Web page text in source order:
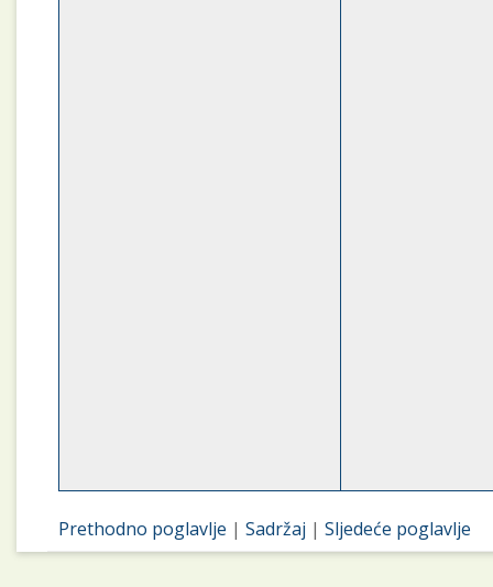
Prethodno poglavlje |Sadržaj |Sljedeće poglavlje